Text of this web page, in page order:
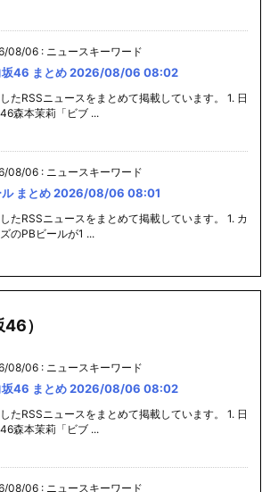
08/06 : ニュースキーワード
坂46 まとめ 2026/08/06 08:02
たRSSニュースをまとめて掲載しています。 1. 日
森本茉莉「ビブ ...
08/06 : ニュースキーワード
ル まとめ 2026/08/06 08:01
たRSSニュースをまとめて掲載しています。 1. カ
のPBビールが1 ...
）
08/06 : ニュースキーワード
坂46 まとめ 2026/08/06 08:02
たRSSニュースをまとめて掲載しています。 1. 日
森本茉莉「ビブ ...
08/06 : ニュースキーワード